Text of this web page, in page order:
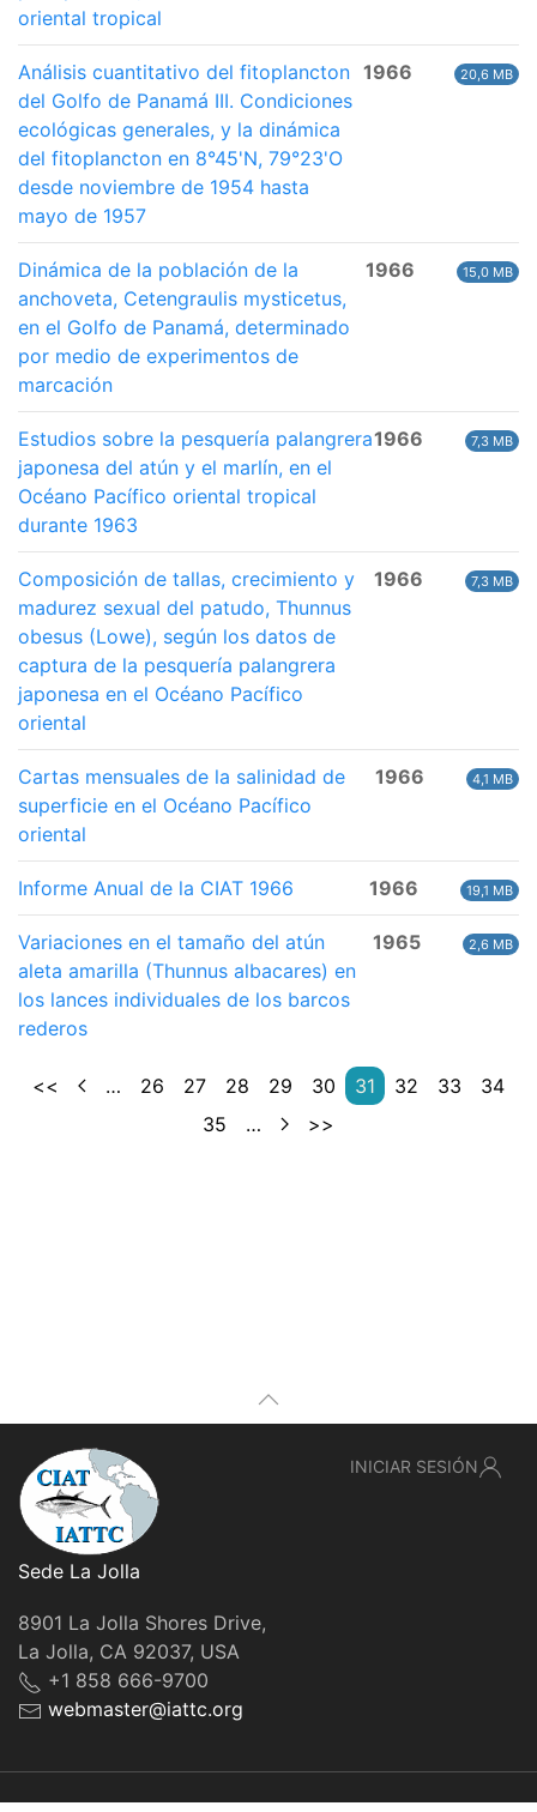
oriental tropical
Análisis cuantitativo del fitoplancton
del Golfo de Panamá III. Condiciones
ecológicas generales, y la dinámica
del fitoplancton en 8°45'N, 79°23'O
desde noviembre de 1954 hasta
mayo de 1957
1966 20,6 MB
Dinámica de la población de la
anchoveta, Cetengraulis mysticetus,
en el Golfo de Panamá, determinado
por medio de experimentos de
marcación
1966 15,0 MB
Estudios sobre la pesquería palangrera
japonesa del atún y el marlín, en el
Océano Pacífico oriental tropical
durante 1963
1966 7,3 MB
Composición de tallas, crecimiento y
madurez sexual del patudo, Thunnus
obesus (Lowe), según los datos de
captura de la pesquería palangrera
japonesa en el Océano Pacífico
oriental
1966 7,3 MB
Cartas mensuales de la salinidad de
superficie en el Océano Pacífico
oriental
1966 4,1 MB
Informe Anual de la CIAT 1966 1966 19,1 MB
Variaciones en el tamaño del atún
aleta amarilla (Thunnus albacares) en
los lances individuales de los barcos
rederos
1965 2,6 MB
<< … 26 27 28 29 30 31 32 33
34
35
… >>
Sede La Jolla
8901 La Jolla Shores Drive,
La Jolla, CA 92037, USA
+1 858 666-9700
webmaster@iattc.org
INICIAR SESIÓN